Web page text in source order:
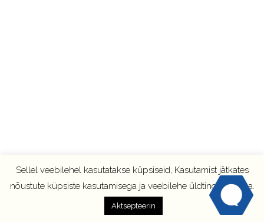
Sellel veebilehel kasutatakse küpsiseid, Kasutamist jätkates
nõustute küpsiste kasutamisega ja veebilehe üldtingimustega.
Aktsepteerin